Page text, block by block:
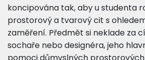
koncipována tak, aby u studenta
prostorový a tvarový cit s
zaměření. Předmět si neklade za
sochaře nebo designéra, jeho